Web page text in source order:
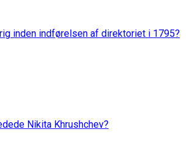
inden indførelsen af direktoriet i 1795?
Nikita Khrushchev?